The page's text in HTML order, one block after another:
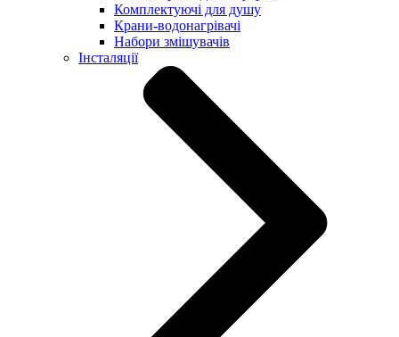
Комплектуючі для душу
Крани-водонагрівачі
Набори змішувачів
Інсталяції